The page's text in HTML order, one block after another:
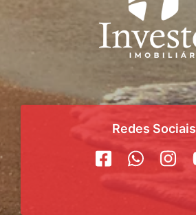
Redes Sociais